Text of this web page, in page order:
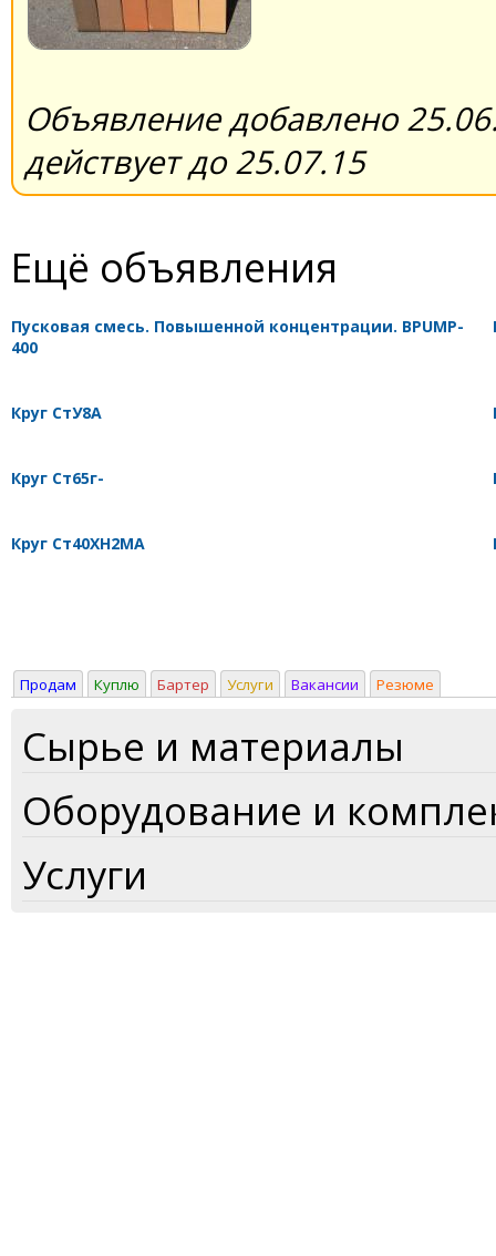
Объявление добавлено
действует до 25.07.15
Ещё объявления
Пусковая смесь. Повышенной концентрации. BPUMP-
400
Круг СтУ8А
Круг Ст65г-
Круг Ст40ХН2МА
Продам Куплю Бартер Услуги Вакансии Резюме
Сырье и материалы
Оборудование и
Услуги